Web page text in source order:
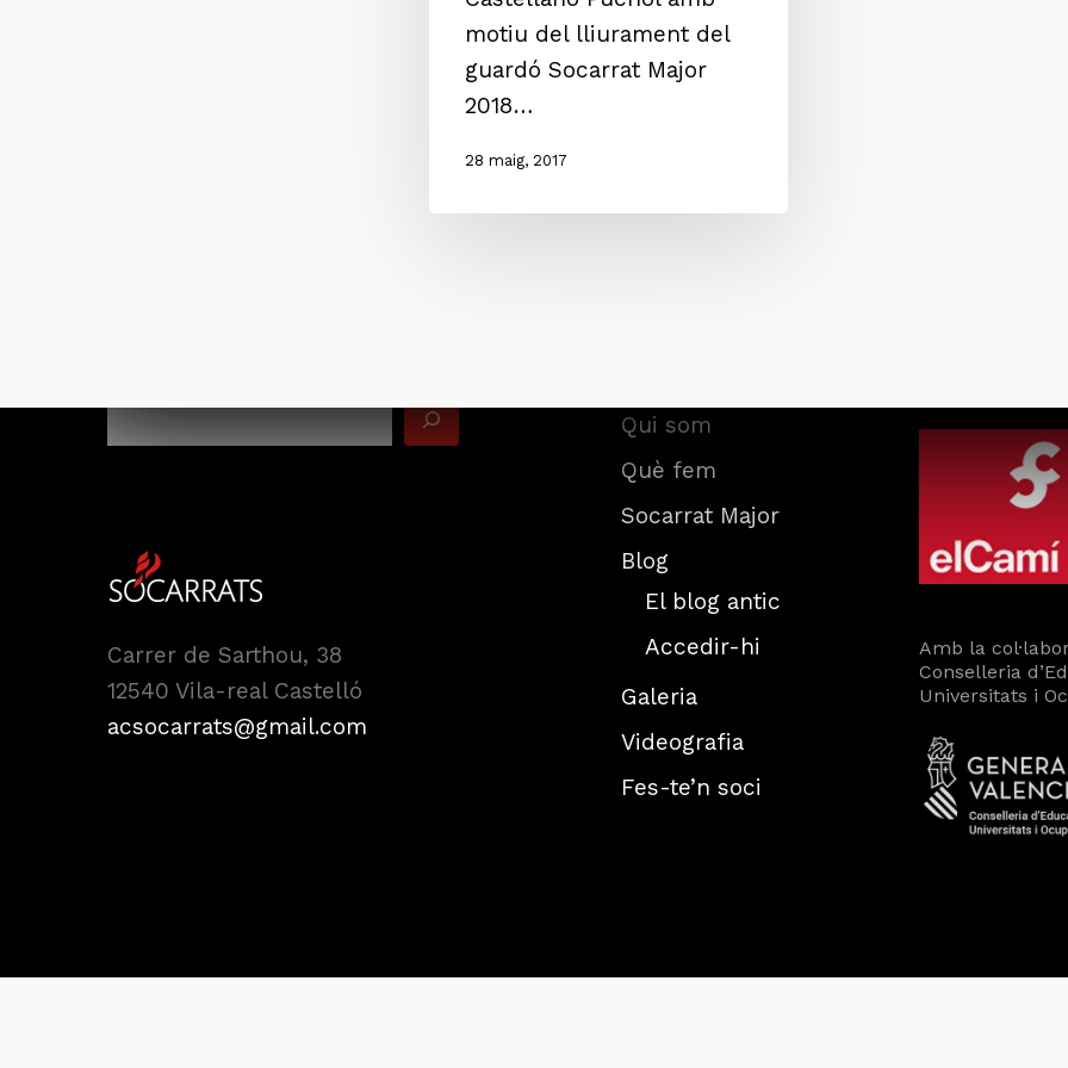
motiu del lliurament del
guardó Socarrat Major
2018…
28 maig, 2017
Carrer de Sarthou, 38
12540 Vila-real Castelló
acsocarrats@gmail.com
Qui som
Què fem
Socarrat Major
Blog
El blog antic
Accedir-hi
Galeria
Videografia
Fes-te’n soci
Amb la
Conselleria
Universitats i